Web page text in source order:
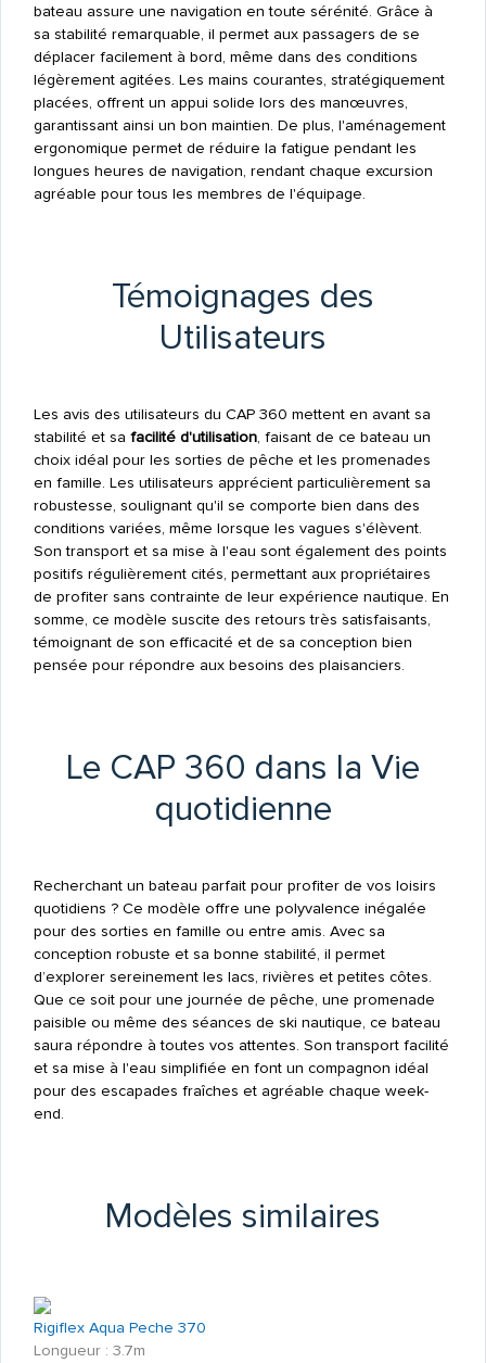
bateau assure une navigation en toute sérénité. Grâce à
sa stabilité remarquable, il permet aux passagers de se
déplacer facilement à bord, même dans des conditions
légèrement agitées. Les mains courantes, stratégiquement
placées, offrent un appui solide lors des manœuvres,
garantissant ainsi un bon maintien. De plus, l'aménagement
ergonomique permet de réduire la fatigue pendant les
longues heures de navigation, rendant chaque excursion
agréable pour tous les membres de l'équipage.
Témoignages des
Utilisateurs
Les avis des utilisateurs du CAP 360 mettent en avant sa
stabilité et sa facilité d'utilisation, faisant de ce bateau un
choix idéal pour les sorties de pêche et les promenades
en famille. Les utilisateurs apprécient particulièrement sa
robustesse, soulignant qu'il se comporte bien dans des
conditions variées, même lorsque les vagues s'élèvent.
Son transport et sa mise à l'eau sont également des points
positifs régulièrement cités, permettant aux propriétaires
de profiter sans contrainte de leur expérience nautique. En
somme, ce modèle suscite des retours très satisfaisants,
témoignant de son efficacité et de sa conception bien
pensée pour répondre aux besoins des plaisanciers.
Le CAP 360 dans la Vie
quotidienne
Recherchant un bateau parfait pour profiter de vos loisirs
quotidiens ? Ce modèle offre une polyvalence inégalée
pour des sorties en famille ou entre amis. Avec sa
conception robuste et sa bonne stabilité, il permet
d’explorer sereinement les lacs, rivières et petites côtes.
Que ce soit pour une journée de pêche, une promenade
paisible ou même des séances de ski nautique, ce bateau
saura répondre à toutes vos attentes. Son transport facilité
et sa mise à l'eau simplifiée en font un compagnon idéal
pour des escapades fraîches et agréable chaque week-
end.
Modèles similaires
Rigiflex Aqua Peche 370
Longueur : 3.7m